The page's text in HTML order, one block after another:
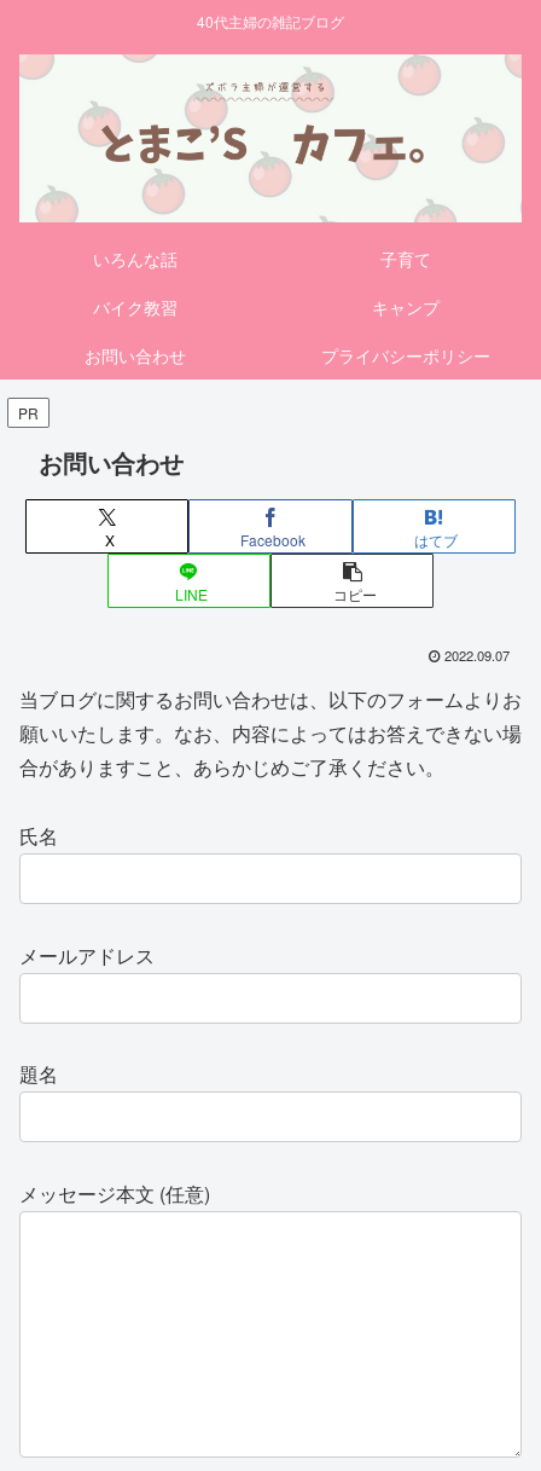
40代主婦の雑記ブログ
いろんな話
子育て
バイク教習
キャンプ
お問い合わせ
プライバシーポリシー
PR
お問い合わせ
X Facebook はてブ
LINE コピー
2022.09.07
当ブログに関するお問い合わせは、以下のフォームよりお
願いいたします。なお、内容によってはお答えできない場
合がありますこと、あらかじめご了承ください。
氏名
メールアドレス
題名
メッセージ本文 (任意)